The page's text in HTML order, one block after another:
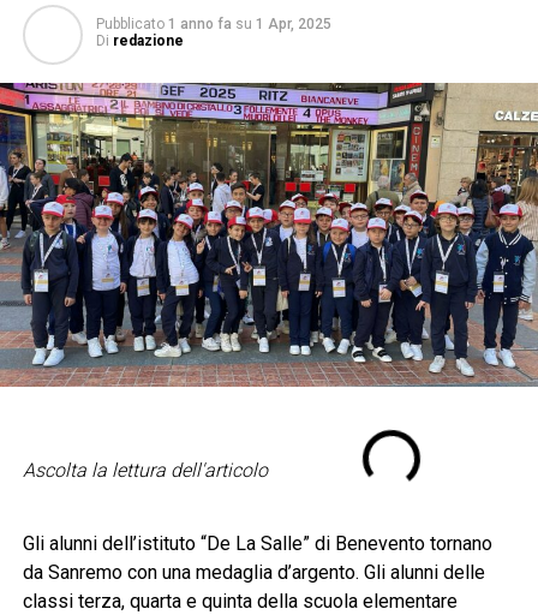
Pubblicato 1 anno fa su 1 Apr, 2025
Di redazione
Ascolta la lettura dell'articolo
Gli alunni dell’istituto “De La Salle” di Benevento tornano
da Sanremo con una medaglia d’argento. Gli alunni delle
classi terza, quarta e quinta della scuola elementare